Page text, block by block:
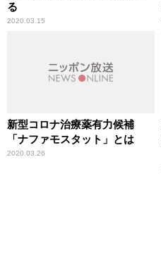
る
2020.03.15
新型コロナ治療薬有力候補
「ナファモスタット」とは
2020.03.26